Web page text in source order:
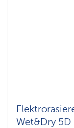
Wet&Dry 5D